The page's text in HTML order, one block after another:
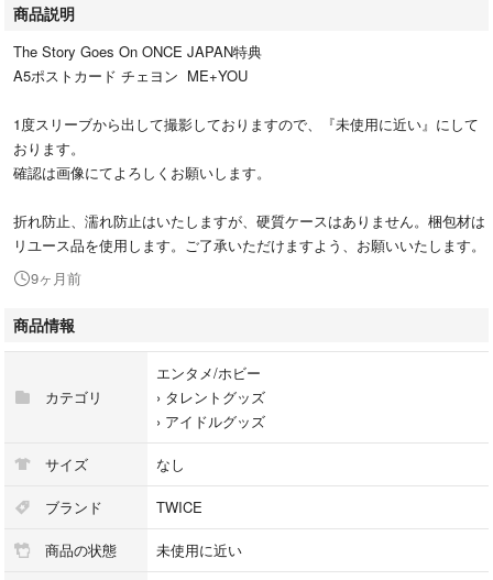
商品説明
The Story Goes On ONCE JAPAN特典
A5ポストカード チェヨン ME+YOU
1度スリーブから出して撮影しておりますので、『未使用に近い』にして
おります。
確認は画像にてよろしくお願いします。
折れ防止、濡れ防止はいたしますが、硬質ケースはありません。梱包材は
リユース品を使用します。ご了承いただけますよう、お願いいたします。
9ヶ月前
商品情報
カテゴリ
エンタメ/ホビー
› タレントグッズ
› アイドルグッズ
サイズ なし
ブランド TWICE
商品の状態 未使用に近い